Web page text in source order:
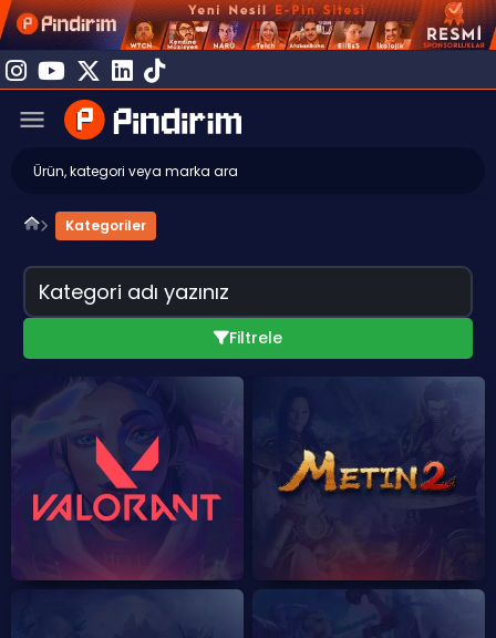
Kategoriler
Filtrele